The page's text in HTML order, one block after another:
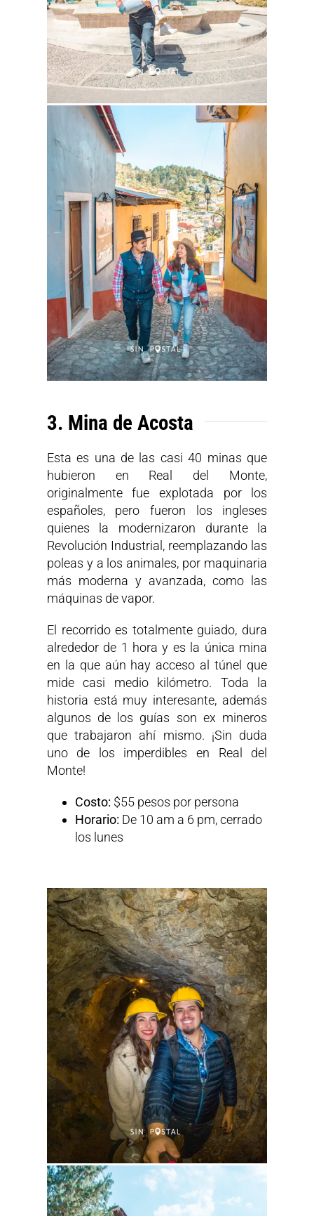
3. Mina de Acosta
Esta es una de las casi 40 minas que
hubieron en Real del Monte,
originalmente fue explotada por los
españoles, pero fueron los ingleses
quienes la modernizaron durante la
Revolución Industrial, reemplazando las
poleas y a los animales, por maquinaria
más moderna y avanzada, como las
máquinas de vapor.
El recorrido es totalmente guiado, dura
alrededor de 1 hora y es la única mina
en la que aún hay acceso al túnel que
mide casi medio kilómetro. Toda la
historia está muy interesante, además
algunos de los guías son ex mineros
que trabajaron ahí mismo. ¡Sin duda
uno de los imperdibles en Real del
Monte!
Costo: $55 pesos por persona
Horario: De 10 am a 6 pm, cerrado
los lunes